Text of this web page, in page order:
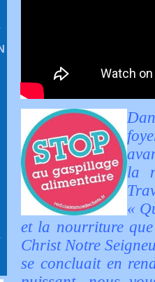
la
«
et la nourriture
Christ Notre
se concluait en